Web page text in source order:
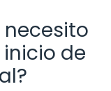
de